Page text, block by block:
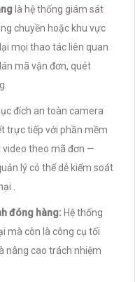
là hệ thống giám sát
chuyền hoặc khu vực
mọi thao tác liên quan
mã vận đơn, quét
đích an toàn camera
trực tiếp với phần mềm
video theo mã đơn —
lý có thể dễ kiểm soát
.
đóng hàng: Hệ thống
mà còn là công cụ tối
nâng cao trách nhiệm